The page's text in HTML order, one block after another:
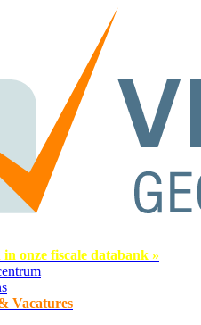
in onze fiscale databank »
Vacatures